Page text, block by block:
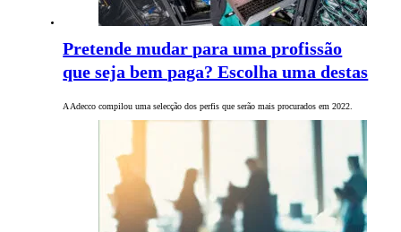
Pretende mudar para uma profissão
que seja bem paga? Escolha uma destas
A Adecco compilou uma selecção dos perfis que serão mais procurados em 2022.